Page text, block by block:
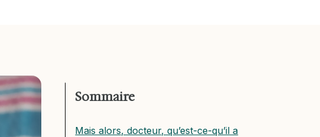
Sommaire
Mais alors, docteur, qu’est-ce-qu’il a